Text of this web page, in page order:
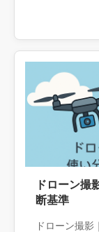
任せる条件
ドローン撮
断基準
ドローン撮